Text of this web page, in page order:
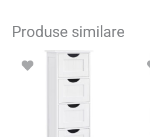
Produse similare